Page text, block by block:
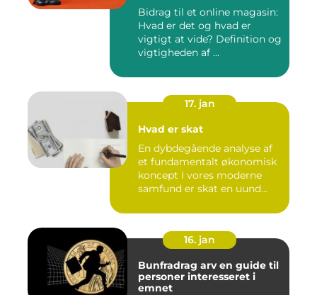
Bidrag til et online magasin:
Hvad er det og hvad er
vigtigt at vide? Definition og
vigtigheden af ...
17. jan
Hvad er skat
En dybdegående analyse af
et fundamentalt økonomisk
koncept I vores moderne
samfund er skat en uund...
16. jan
Bunfradrag arv en guide til
personer interesseret i
emnet